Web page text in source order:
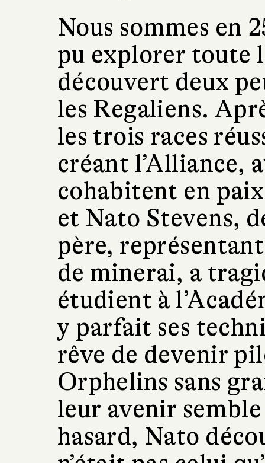
Nous sommes en
pu explorer toute
découvert deux
les Regaliens.
les trois races
créant l’Alliance,
cohabitent en
et Nato Stevens,
père,
de minerai, a
étudient à
y parfait ses
rêve de devenir
Orphelins sans
leur avenir
hasard, Nato